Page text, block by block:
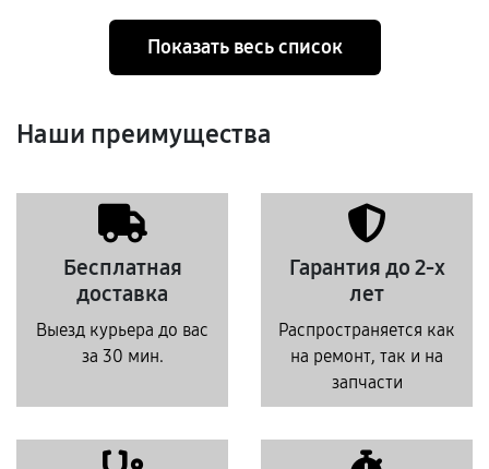
Показать весь список
Наши преимущества
Бесплатная
доставка
Выезд курьера до вас
за 30 мин.
Гарантия до 2-х
лет
Распространяется как
на ремонт, так и на
запчасти